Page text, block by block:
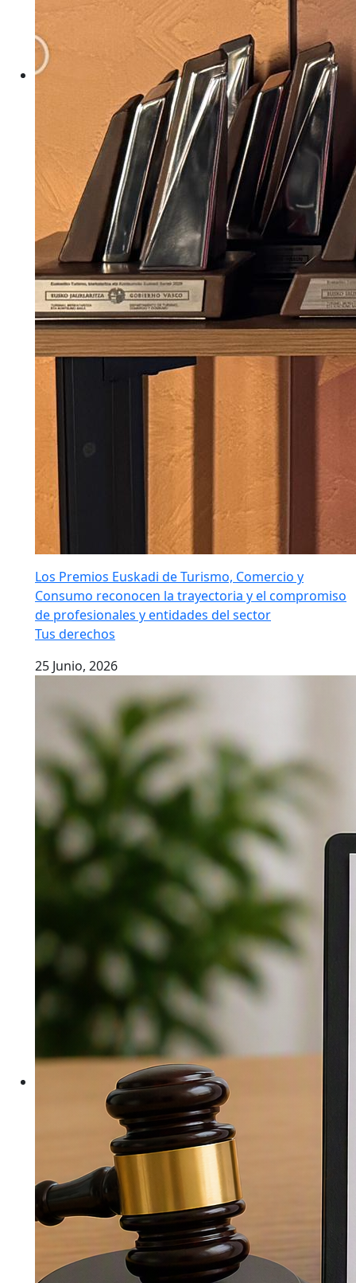
Los Premios Euskadi de Turismo, Comercio y
Consumo reconocen la trayectoria y el compromiso
de profesionales y entidades del sector
Tus derechos
25 Junio, 2026